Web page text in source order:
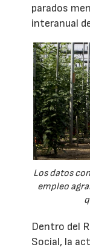
parados
interanual
Los datos
empleo
Dentro del
Social, la